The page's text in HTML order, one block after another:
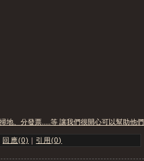
地、分發票.....等 讓我們很開心可以幫助他們
回應(0) 引用(0)